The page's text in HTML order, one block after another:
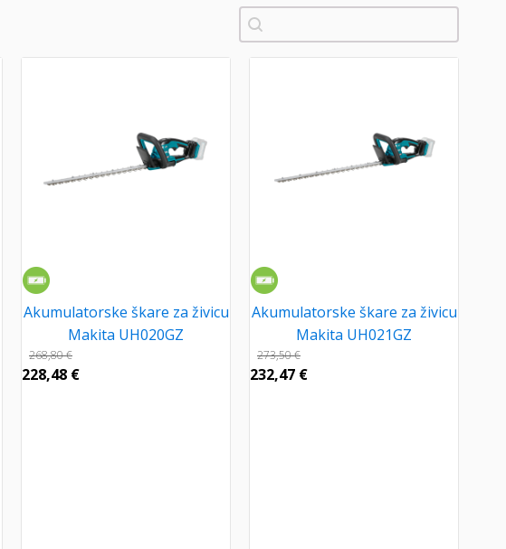
Pretraži
Akumulatorske škare za živicu
Makita UH020GZ
268,80€
228,48 €
Akumulatorske škare za živicu
Makita UH021GZ
273,50€
232,47 €